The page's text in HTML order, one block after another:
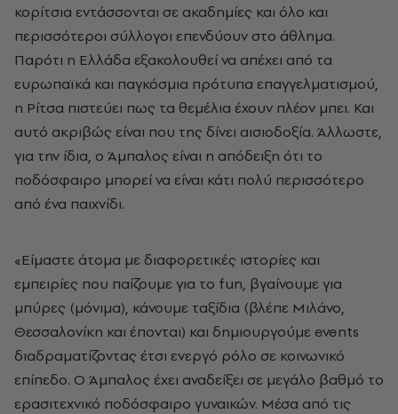
κορίτσια εντάσσονται σε ακαδημίες και όλο και
περισσότεροι σύλλογοι επενδύουν στο άθλημα.
Παρότι η Ελλάδα εξακολουθεί να απέχει από τα
ευρωπαϊκά και παγκόσμια πρότυπα επαγγελματισμού,
η Ρίτσα πιστεύει πως τα θεμέλια έχουν πλέον μπει. Και
αυτό ακριβώς είναι που της δίνει αισιοδοξία. Άλλωστε,
για την ίδια, ο Άμπαλος είναι η απόδειξη ότι το
ποδόσφαιρο μπορεί να είναι κάτι πολύ περισσότερο
από ένα παιχνίδι.
«Είμαστε άτομα με διαφορετικές ιστορίες και
εμπειρίες που παίζουμε για το fun, βγαίνουμε για
μπύρες (μόνιμα), κάνουμε ταξίδια (βλέπε Μιλάνο,
Θεσσαλονίκη και έπονται) και δημιουργούμε events
διαδραματίζοντας έτσι ενεργό ρόλο σε κοινωνικό
επίπεδο. Ο Άμπαλος έχει αναδείξει σε μεγάλο βαθμό το
ερασιτεχνικό ποδόσφαιρο γυναικών. Μέσα από τις